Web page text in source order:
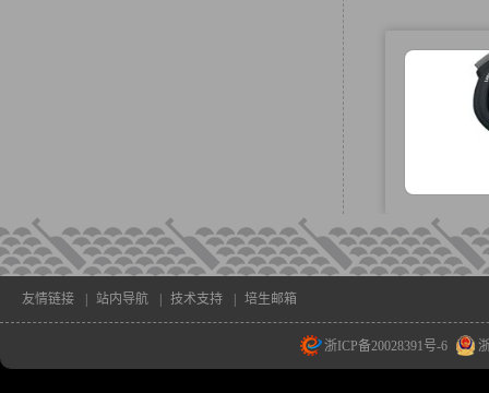
友情链接 站内导航 技术支持 培生邮箱
浙ICP备20028391号-6